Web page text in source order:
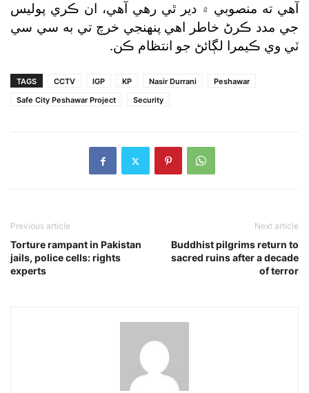
آهي ته منصوبي ۾ دير ٿي رهي آهي، ان ڪري پوليس
جي مدد ڪرڻ خاطر اهي پنهنجي خرچ تي به سي سي
ٽي وي ڪيمرا لڳائڻ جو انتظام ڪن.
TAGS CCTV IGP KP Nasir Durrani
Peshawar
Safe City Peshawar Project
Security
Previous article
Torture rampant in Pakistan
jails, police cells: rights
experts
Next article
Buddhist pilgrims return to
sacred ruins after a decade
of terror